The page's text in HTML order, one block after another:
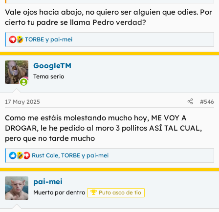
Vale ojos hacia abajo, no quiero ser alguien que odies. Por
cierto tu padre se llama Pedro verdad?
R
e
a
c
c
i
e
:
TORBE y pai-mei
GoogleTM
Tema serio
17 May 2025 #546
Como me estáis molestando mucho hoy, ME VOY A
DROGAR, le he pedido al moro 3 pollitos ASÍ TAL CUAL,
pero que no tarde mucho
R
e
a
c
c
i
Rust Cole, TORBE y pai-mei
pai-mei
Muerto por dentro Puto asco de tío